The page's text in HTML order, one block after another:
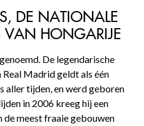
DE NATIONALE
VAN HONGARIJE
De legendarische
Madrid geldt als één
aller tijden, en werd geboren
in 2006 kreeg hij een
de meest fraaie gebouwen